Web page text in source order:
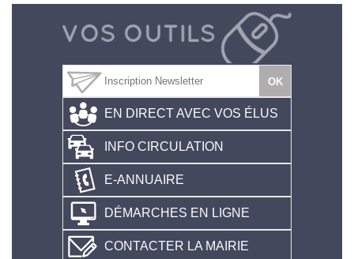
EN DIRECT AVEC VOS ÉLUS
INFO CIRCULATION
E-ANNUAIRE
DÉMARCHES EN LIGNE
CONTACTER LA MAIRIE